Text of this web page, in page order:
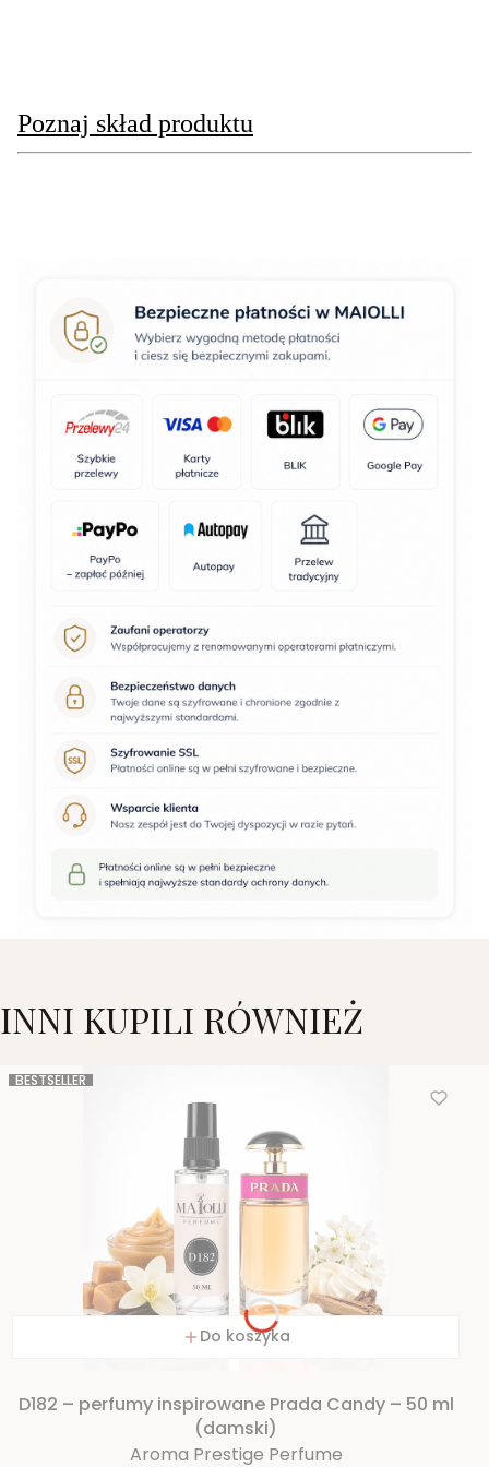
Poznaj skład produktu
INNI KUPILI RÓWNIEŻ
BESTSELLER
Do koszyka
D182 – perfumy inspirowane Prada Candy – 50 ml
(damski)
Aroma Prestige Perfume